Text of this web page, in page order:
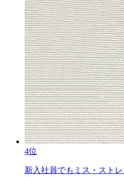
4位
新入社員でもミス・スト